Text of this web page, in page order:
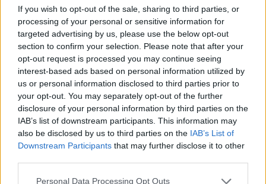
If you wish to opt-out of the sale, sharing to third parties, or
processing of your personal or sensitive information for
targeted advertising by us, please use the below opt-out
section to confirm your selection. Please note that after your
opt-out request is processed you may continue seeing
interest-based ads based on personal information utilized by
us or personal information disclosed to third parties prior to
your opt-out. You may separately opt-out of the further
disclosure of your personal information by third parties on the
IAB’s list of downstream participants. This information may
also be disclosed by us to third parties on the IAB’s List of
Downstream Participants that may further disclose it to other
Please note that this website/app uses one or more Google
Personal Data Processing Opt Outs
Defekt a #7-es Toyotánál, ha jól hallottuk az
üzenetet. De már túl is vannak a kiálláson, belefért.
13:55
Hát nagyjából semennyi! Úgy hat másodperc. Két
kört kell még megtennie Keatingnek a kerékcsere előtt,
Bergmeister addig utol is érheti – és amúgy mintha megint
nem lett volna teljesen tiszta az indulás...
13:54
Keating bejött letölteni a büntetést, megállt és
elindult, nézzük, mennyi előnye marad...